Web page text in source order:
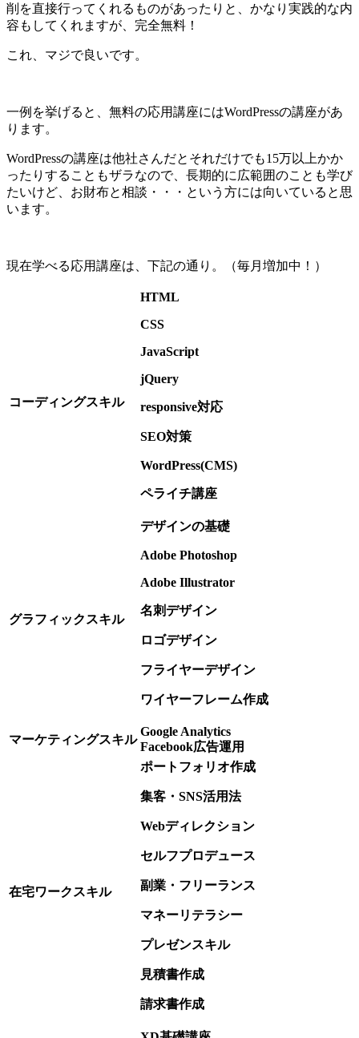
削を直接行ってくれるものがあったりと、かなり実践的な内
容もしてくれますが、完全無料！
これ、マジで良いです。
一例を挙げると、無料の応用講座にはWordPressの講座があ
ります。
WordPressの講座は他社さんだとそれだけでも15万以上かか
ったりすることもザラなので、長期的に広範囲のことも学び
たいけど、お財布と相談・・・という方には向いていると思
います。
現在学べる応用講座は、下記の通り。（毎月増加中！）
コーディングスキル
HTML
CSS
JavaScript
jQuery
responsive対応
SEO対策
WordPress(CMS)
ペライチ講座
グラフィックスキル
デザインの基礎
Adobe Photoshop
Adobe Illustrator
名刺デザイン
ロゴデザイン
フライヤーデザイン
ワイヤーフレーム作成
マーケティングスキル
Google Analytics
Facebook広告運用
在宅ワークスキル
ポートフォリオ作成
集客・SNS活用法
Webディレクション
セルフプロデュース
副業・フリーランス
マネーリテラシー
プレゼンスキル
見積書作成
請求書作成